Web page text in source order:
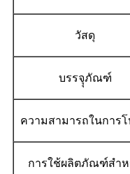
วัสดุ
บรรจุุภัณฑ์
ความสามารถในการ
การใช้ผลิตภัณฑ์สำห